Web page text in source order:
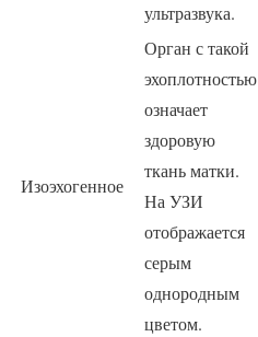
ультразвука.
Изоэхогенное
Орган с такой
эхоплотностью
означает
здоровую
ткань матки.
На УЗИ
отображается
серым
однородным
цветом.